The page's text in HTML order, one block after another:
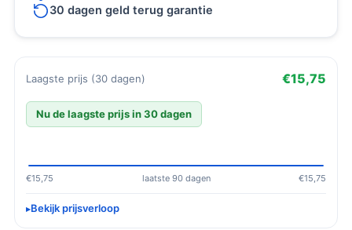
30 dagen geld terug garantie
Laagste prijs (30 dagen) €15,75
Nu de laagste prijs in 30 dagen
€15,75 laatste 90 dagen €15,75
Bekijk prijsverloop